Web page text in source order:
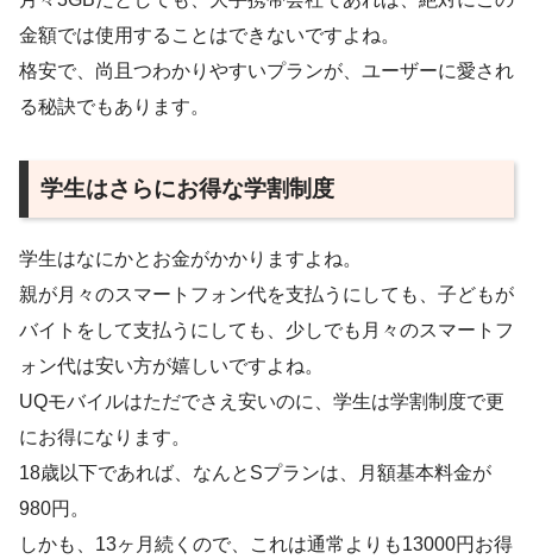
金額では使用することはできないですよね。
格安で、尚且つわかりやすいプランが、ユーザーに愛され
る秘訣でもあります。
学生はさらにお得な学割制度
学生はなにかとお金がかかりますよね。
親が月々のスマートフォン代を支払うにしても、子どもが
バイトをして支払うにしても、少しでも月々のスマートフ
ォン代は安い方が嬉しいですよね。
UQモバイルはただでさえ安いのに、学生は学割制度で更
にお得になります。
18歳以下であれば、なんとSプランは、月額基本料金が
980円。
しかも、13ヶ月続くので、これは通常よりも13000円お得